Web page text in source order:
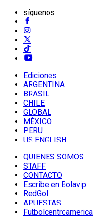
síguenos
Ediciones
ARGENTINA
BRASIL
CHILE
GLOBAL
MÉXICO
PERU
US ENGLISH
QUIENES SOMOS
STAFF
CONTACTO
Escribe en Bolavip
RedGol
APUESTAS
Futbolcentroamerica